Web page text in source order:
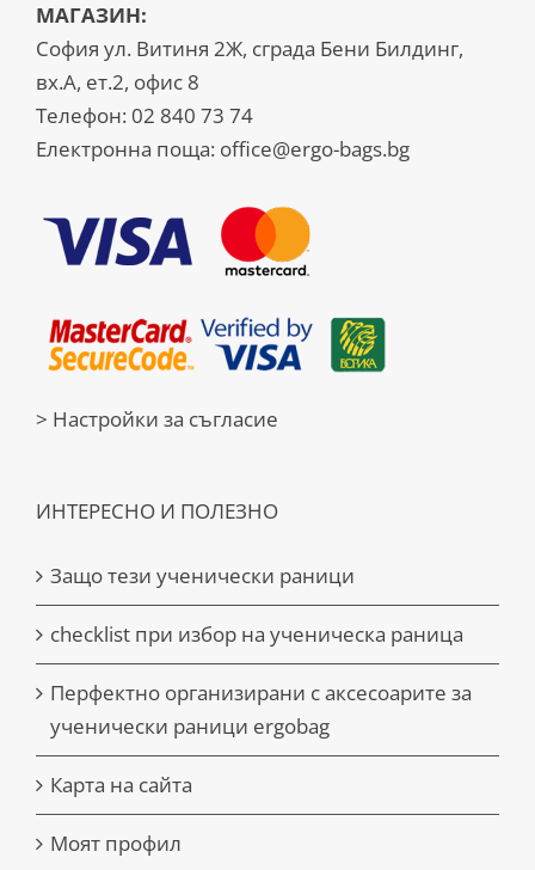
МАГАЗИН:
София ул. Витиня 2Ж, сграда Бени Билдинг,
вх.А, ет.2, офис 8
Телефон: 02 840 73 74
Електронна поща: office@ergo-bags.bg
> Настройки за съгласие
ИНТЕРЕСНО И ПОЛЕЗНО
Защо тези ученически раници
checklist при избор на ученическа раница
Перфектно организирани с аксесоарите за
ученически раници ergobag
Карта на сайта
Моят профил